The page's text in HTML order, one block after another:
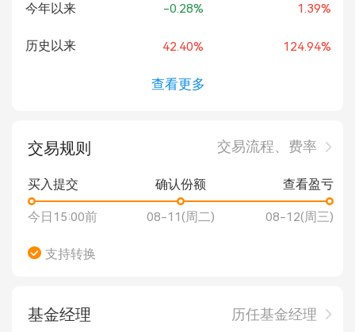
今年以来 -0.28% 1.39%
历史以来 42.40% 124.94%
查看更多
交易规则 交易流程、费率
买入提交
今日15:00前
确认份额
08-11(周二)
查看盈亏
08-12(周三)
支持转换
基金经理 历任基金经理